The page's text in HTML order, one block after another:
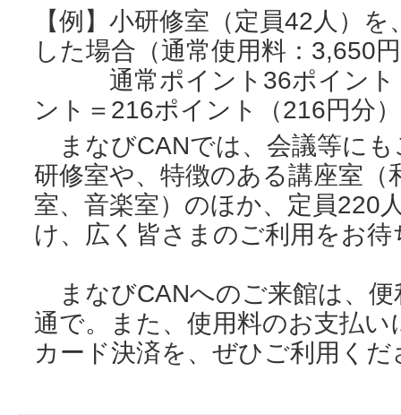
【例】小研修室（定員42人）
した場合（通常使用料：3,650
通常ポイント36ポイント
ント＝216ポイント（216円分）
まなびCANでは、会議等に
研修室や、特徴のある講座室（
室、音楽室）のほか、定員220
け、広く皆さまのご利用をお
まなびCANへのご来館は、便
通で。また、使用料のお支払
カード決済を、ぜひご利用くだ